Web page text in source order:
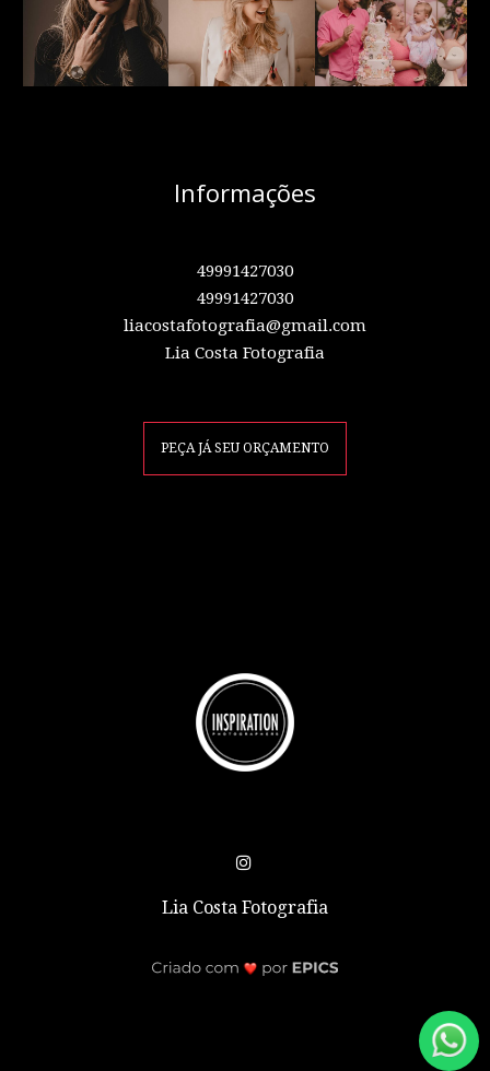
Informações
49991427030
49991427030
liacostafotografia@gmail.com
Lia Costa Fotografia
PEÇA JÁ SEU ORÇAMENTO
Lia Costa Fotografia